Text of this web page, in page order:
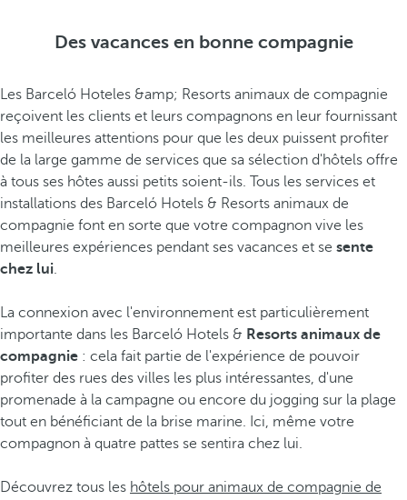
Des vacances en bonne compagnie
Les Barceló Hoteles &amp; Resorts animaux de compagnie
reçoivent les clients et leurs compagnons en leur fournissant
les meilleures attentions pour que les deux puissent profiter
de la large gamme de services que sa sélection d'hôtels offre
à tous ses hôtes aussi petits soient-ils. Tous les services et
installations des Barceló Hotels & Resorts animaux de
compagnie font en sorte que votre compagnon vive les
meilleures expériences pendant ses vacances et se sente
chez lui.
La connexion avec l'environnement est particulièrement
importante dans les Barceló Hotels & Resorts animaux de
compagnie : cela fait partie de l'expérience de pouvoir
profiter des rues des villes les plus intéressantes, d'une
promenade à la campagne ou encore du jogging sur la plage
tout en bénéficiant de la brise marine. Ici, même votre
compagnon à quatre pattes se sentira chez lui.
Découvrez tous les hôtels pour animaux de compagnie de